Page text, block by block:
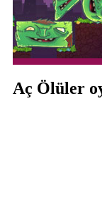
Aç Ölüler